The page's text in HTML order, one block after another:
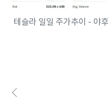
테슬라 일일 주가추이 - 야